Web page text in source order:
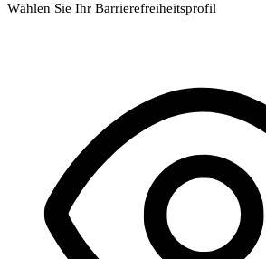
Wählen Sie Ihr Barrierefreiheitsprofil